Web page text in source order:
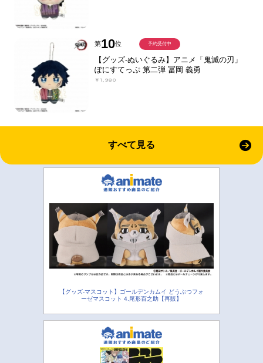
第10位
【グッズ-ぬいぐるみ】アニメ「鬼滅の刃」
ぽにすてっぷ 第二弾 冨岡 義勇
￥1,980
予約受付中
すべて見る
【グッズ-マスコット】ゴールデンカムイ どうぶつフォ
ーゼマスコット 4.尾形百之助【再販】